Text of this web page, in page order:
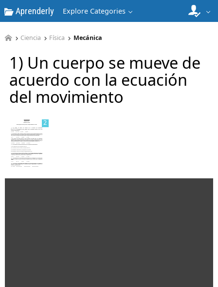
Aprenderly Explore Categories
Ciencia Física Mecánica
1) Un cuerpo se mueve de
acuerdo con la ecuación
del movimiento
1
2